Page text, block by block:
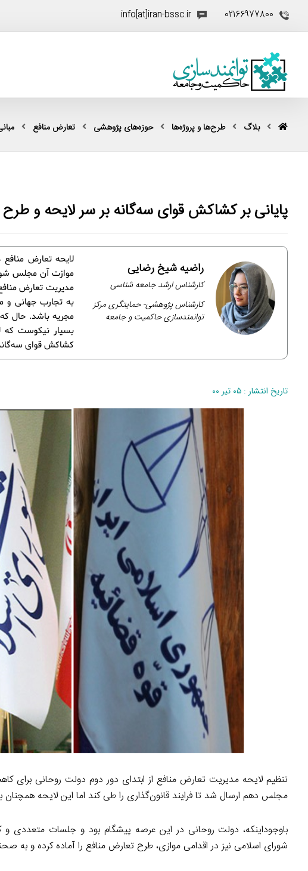
02166977800
info[at]iran-bssc.ir
بلاگ طرح‌ها و پروژه‌ها حوزه‌های پژوهشی تعارض منافع
پایانی بر کشاکش قوای سه‌گانه بر سر لایحه و
لایحه تعارض
موازت آن مجلس
مدیریت تعارض
به تجارب جهانی و
مجریه باشد. حال
بسیار نیکوست که
کشاکش قوای
راضیه شیخ رضایی
کارشناس ارشد جامعه شناسی
کارشناس پژوهشی- حمایتگری مرکز
توانمندسازی حاکمیت و جامعه
تاریخ انتشار : ۰۵ تیر ۰۰
مجلس دهم ارسال شد تا فرایند قانون‌گذاری را طی کند اما این لایحه
باوجوداینکه، دولت روحانی در این عرصه پیشگام بود و جلسات متعددی و
شورای اسلامی نیز در اقدامی موازی، طرح تعارض منافع را آماده کرده و به